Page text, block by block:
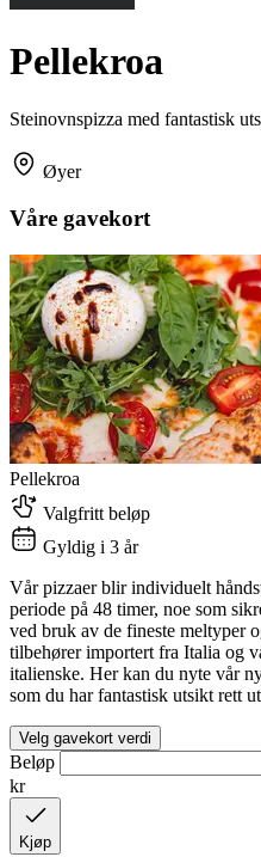
Pellekroa
Steinovnspizza med fantastisk
Øyer
Våre gavekort
Pellekroa
Valgfritt beløp
Gyldig i 3 år
Vår pizzaer blir individuelt
periode på 48 timer, noe som
ved bruk av de fineste meltyper
tilbehører importert fra Italia og
italienske. Her kan du nyte vår
som du har fantastisk utsikt rett
Velg gavekort verdi
Beløp
kr
Kjøp